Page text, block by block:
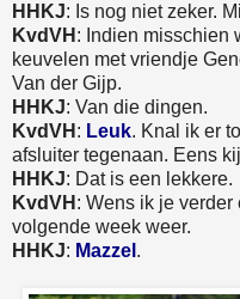
HHKJ: Is nog niet zeker.
KvdVH : Indien misschien
keuvelen met vriendje
Van der Gijp.
HHKJ: Van die dingen.
KvdVH : Leuk. Knal ik er
afsluiter tegenaan. Eens
HHKJ: Dat is een lekkere.
KvdVH : Wens ik je
volgende week weer.
HHKJ: Mazzel .